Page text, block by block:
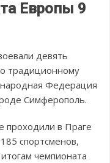
Европы 9
девять
традиционному
Федерация
Симферополь.
проходили в Праге
спортсменов,
чемпионата